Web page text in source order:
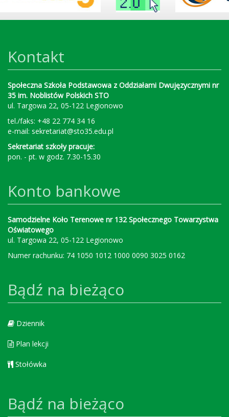
Kontakt
Społeczna Szkoła Podstawowa z Oddziałami Dwujęzycznymi nr
35 im. Noblistów Polskich STO
ul. Targowa 22, 05-122 Legionowo
tel./faks: +48 22 774 34 16
e-mail: sekretariat@sto35.edu.pl
Sekretariat szkoły pracuje:
pon. - pt. w godz. 7.30-15.30
Konto bankowe
Samodzielne Koło Terenowe nr 132 Społecznego Towarzystwa
Oświatowego
ul. Targowa 22, 05-122 Legionowo
Numer rachunku: 74 1050 1012 1000 0090 3025 0162
Bądź na bieżąco
Dziennik
Plan lekcji
Stołówka
Bądź na bieżąco